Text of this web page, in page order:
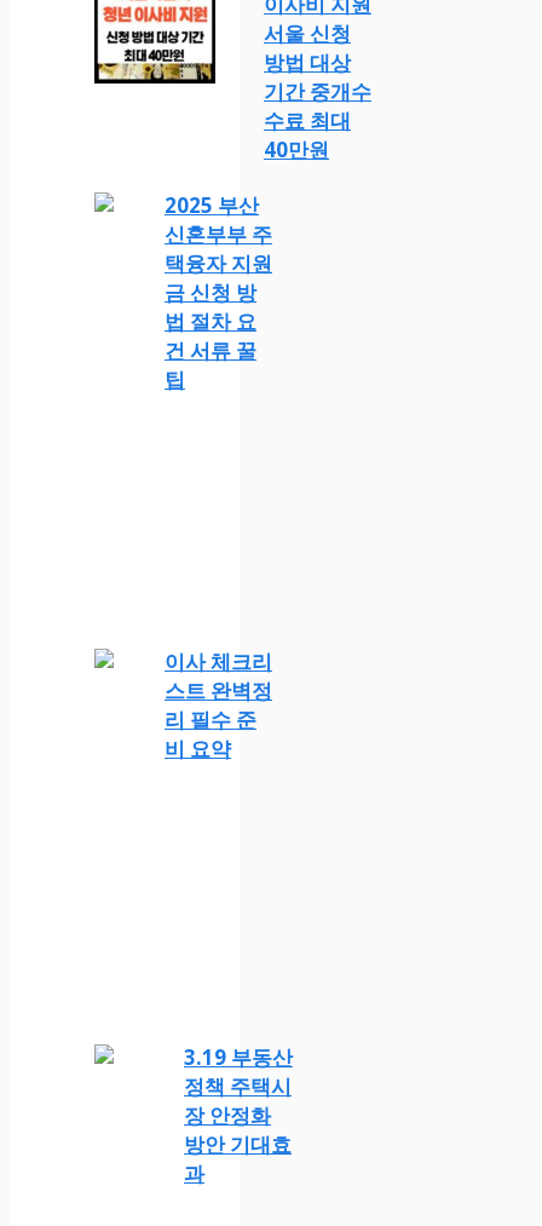
서울 신청
방법 대상
기간 중개수
수료 최대
40만원
2025 부산
신혼부부 주
택융자 지원
금 신청 방
법 절차 요
건 서류 꿀
팁
이사 체크리
스트 완벽정
리 필수 준
비 요약
3.19 부동산
정책 주택시
장 안정화
방안 기대효
과